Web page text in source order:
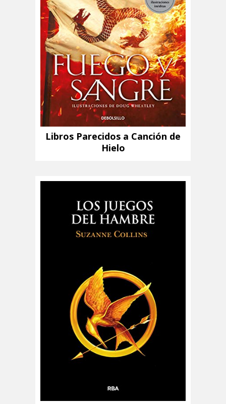
Libros Parecidos a Canción de
Hielo